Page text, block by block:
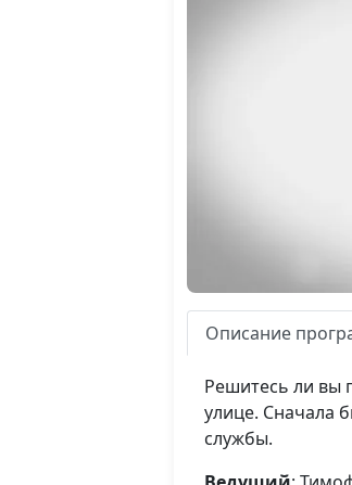
Описание
Решитесь ли вы
улице. Сначала
службы.